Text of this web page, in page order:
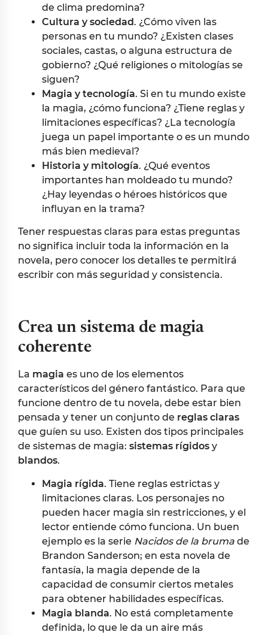
de clima predomina?
Cultura y sociedad. ¿Cómo viven las
personas en tu mundo? ¿Existen clases
sociales, castas, o alguna estructura de
gobierno? ¿Qué religiones o mitologías se
siguen?
Magia y tecnología. Si en tu mundo existe
la magia, ¿cómo funciona? ¿Tiene reglas y
limitaciones específicas? ¿La tecnología
juega un papel importante o es un mundo
más bien medieval?
Historia y mitología. ¿Qué eventos
importantes han moldeado tu mundo?
¿Hay leyendas o héroes históricos que
influyan en la trama?
Tener respuestas claras para estas preguntas
no significa incluir toda la información en la
novela, pero conocer los detalles te permitirá
escribir con más seguridad y consistencia.
Crea un sistema de magia
coherente
La magia es uno de los elementos
característicos del género fantástico. Para que
funcione dentro de tu novela, debe estar bien
pensada y tener un conjunto de reglas claras
que guíen su uso. Existen dos tipos principales
de sistemas de magia: sistemas rígidos y
blandos.
Magia rígida. Tiene reglas estrictas y
limitaciones claras. Los personajes no
pueden hacer magia sin restricciones, y el
lector entiende cómo funciona. Un buen
ejemplo es la serie Nacidos de la bruma de
Brandon Sanderson; en esta novela de
fantasía, la magia depende de la
capacidad de consumir ciertos metales
para obtener habilidades específicas.
Magia blanda. No está completamente
definida, lo que le da un aire más